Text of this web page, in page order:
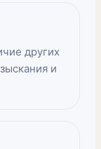
других
и